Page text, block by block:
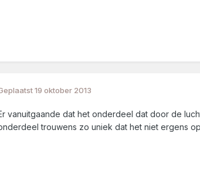
19 oktober 2013
vanuitgaande dat het onderdeel dat door de
trouwens zo uniek dat het niet ergens